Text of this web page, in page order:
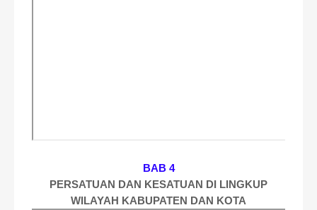
BAB 4
PERSATUAN DAN KESATUAN DI LINGKUP
WILAYAH KABUPATEN DAN KOTA